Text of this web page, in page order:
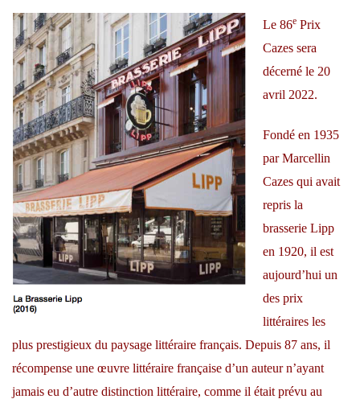
Le 86e Prix
Cazes sera
décerné le 20
avril 2022.
Fondé en 1935
par Marcellin
Cazes qui avait
repris la
brasserie Lipp
en 1920, il est
aujourd’hui un
des prix
littéraires les
plus prestigieux du paysage littéraire français. Depuis 87 ans, il
récompense une œuvre littéraire française d’un auteur n’ayant
jamais eu d’autre distinction littéraire, comme il était prévu au